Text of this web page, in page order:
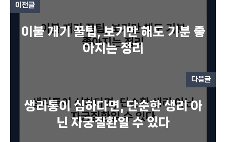
이전글
이불 개기 꿀팁, 보기만 해도 기분 좋
아지는 정리
다음글
생리통이 심하다면, 단순한 생리 아
닌 자궁질환일 수 있다